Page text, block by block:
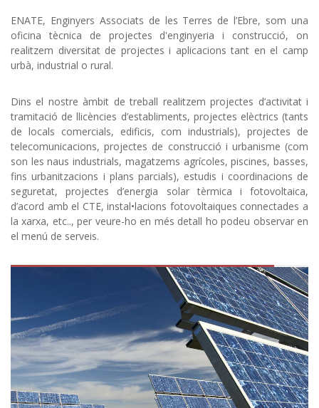
ENATE, Enginyers Associats de les Terres de l’Ebre, som una
oficina tècnica de projectes d'enginyeria i construcció, on
realitzem diversitat de projectes i aplicacions tant en el camp
urbà, industrial o rural.
Dins el nostre àmbit de treball realitzem projectes d’activitat i
tramitació de llicències d’establiments, projectes elèctrics (tants
de locals comercials, edificis, com industrials), projectes de
telecomunicacions, projectes de construcció i urbanisme (com
son les naus industrials, magatzems agrícoles, piscines, basses,
fins urbanitzacions i plans parcials), estudis i coordinacions de
seguretat, projectes d’energia solar tèrmica i fotovoltaica,
d’acord amb el CTE, instal•lacions fotovoltaiques connectades a
la xarxa, etc.., per veure-ho en més detall ho podeu observar en
el menú de serveis.